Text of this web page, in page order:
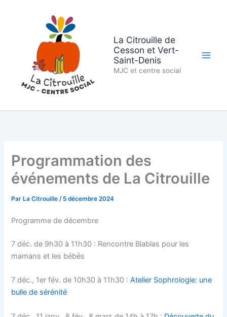
La Citrouille de
Cesson et Vert-
Saint-Denis
MJC et centre social
Programmation des
événements de La Citrouille
Par La Citrouille/ 5 décembre 2024
Programme de décembre
7 déc. de 9h30 à 11h30 : Rencontre Blablas pour les
mamans et les bébés
7 déc., 1er fév. de 10h30 à 11h30 :Atelier Sophrologie: une
bulle de sérénité